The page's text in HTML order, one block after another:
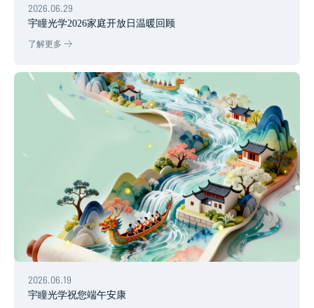
2026.06.29
宇瞳光学2026家庭开放日温暖回顾
了解更多
2026.06.19
宇瞳光学祝您端午安康